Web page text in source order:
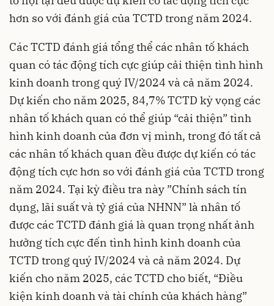
hơn so với đánh giá của TCTD trong năm 2024.
Các TCTD đánh giá tổng thể các nhân tố khách
quan có tác động tích cực giúp cải thiện tình hình
kinh doanh trong quý IV/2024 và cả năm 2024.
Dự kiến cho năm 2025, 84,7% TCTD kỳ vọng các
nhân tố khách quan có thể giúp “cải thiện” tình
hình kinh doanh của đơn vị mình, trong đó tất cả
các nhân tố khách quan đều được dự kiến có tác
động tích cực hơn so với đánh giá của TCTD trong
năm 2024. Tại kỳ điều tra này ”Chính sách tín
dụng, lãi suất và tỷ giá của NHNN” là nhân tố
được các TCTD đánh giá là quan trọng nhất ảnh
hưởng tích cực đến tình hình kinh doanh của
TCTD trong quý IV/2024 và cả năm 2024. Dự
kiến cho năm 2025, các TCTD cho biết, “Điều
kiện kinh doanh và tài chính của khách hàng”